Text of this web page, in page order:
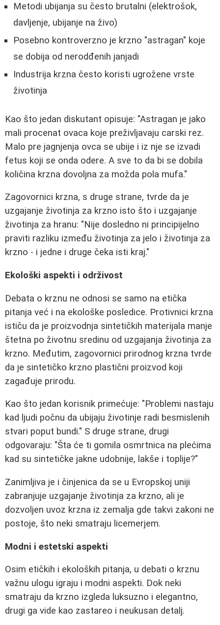
Metodi ubijanja su često brutalni (elektrošok,
davljenje, ubijanje na živo)
Posebno kontroverzno je krzno "astragan" koje
se dobija od nerodđenih janjadi
Industrija krzna često koristi ugrožene vrste
životinja
Kao što jedan diskutant opisuje: "Astragan je jako
mali procenat ovaca koje preživljavaju carski rez.
Malo pre jagnjenja ovca se ubije i iz nje se izvadi
fetus koji se onda odere. A sve to da bi se dobila
količina krzna dovoljna za možda pola mufa."
Zagovornici krzna, s druge strane, tvrde da je
uzgajanje životinja za krzno isto što i uzgajanje
životinja za hranu: "Nije dosledno ni principijelno
praviti razliku između životinja za jelo i životinja za
krzno - i jedne i druge čeka isti kraj."
Ekološki aspekti i održivost
Debata o krznu ne odnosi se samo na etička
pitanja već i na ekološke posledice. Protivnici krzna
ističu da je proizvodnja sintetičkih materijala manje
štetna po životnu sredinu od uzgajanja životinja za
krzno. Međutim, zagovornici prirodnog krzna tvrde
da je sintetičko krzno plastični proizvod koji
zagađuje prirodu.
Kao što jedan korisnik primećuje: "Problemi nastaju
kad ljudi počnu da ubijaju životinje radi besmislenih
stvari poput bundi." S druge strane, drugi
odgovaraju: "Šta će ti gomila osmrtnica na plećima
kad su sintetičke jakne udobnije, lakše i toplije?"
Zanimljiva je i činjenica da se u Evropskoj uniji
zabranjuje uzgajanje životinja za krzno, ali je
dozvoljen uvoz krzna iz zemalja gde takvi zakoni ne
postoje, što neki smatraju licemerjem.
Modni i estetski aspekti
Osim etičkih i ekoloških pitanja, u debati o krznu
važnu ulogu igraju i modni aspekti. Dok neki
smatraju da krzno izgleda luksuzno i elegantno,
drugi ga vide kao zastareo i neukusan detalj.